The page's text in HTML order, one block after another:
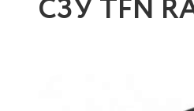
СЗУ TFN